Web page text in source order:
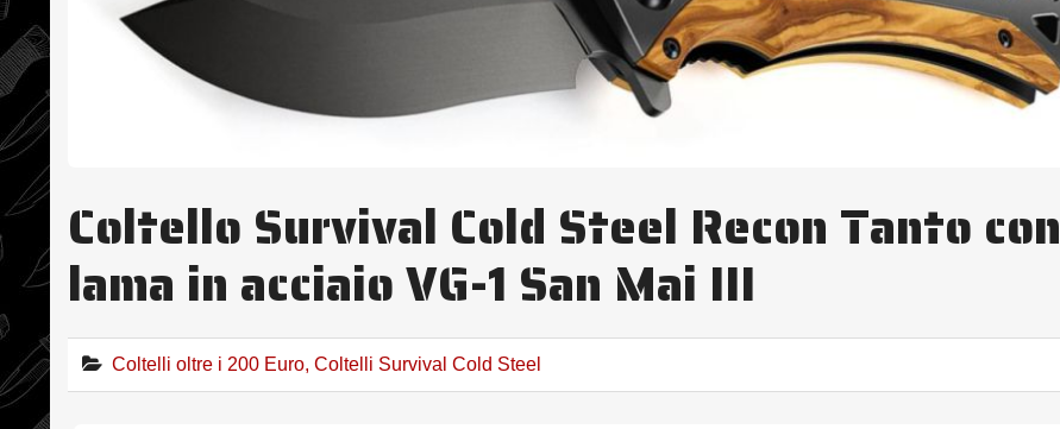
Coltello Survival Cold Steel Recon Tanto con
lama in acciaio VG-1 San Mai III
Coltelli oltre i 200 Euro, Coltelli Survival Cold Steel